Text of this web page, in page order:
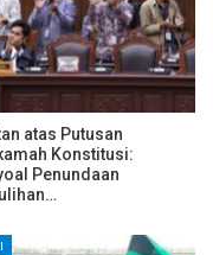
atas Putusan
Konstitusi:
Penundaan